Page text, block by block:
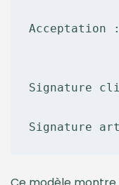
Acceptation
Signature